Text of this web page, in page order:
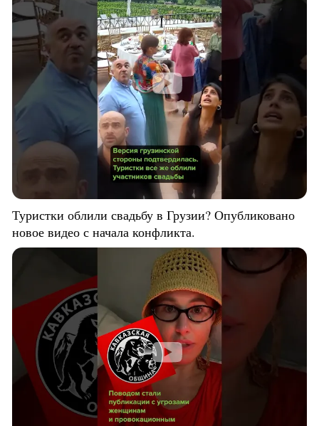
Туристки облили свадьбу в Грузии? Опубликовано
новое видео с начала конфликта.